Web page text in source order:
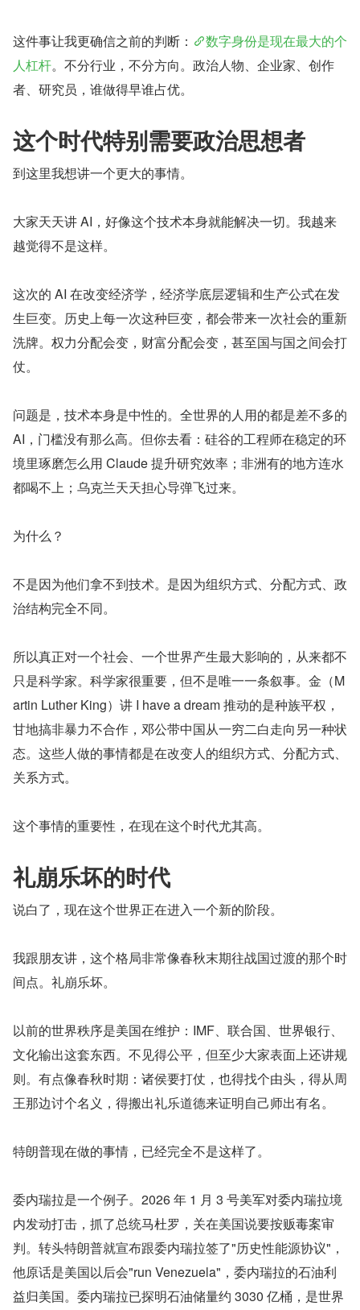
这件事让我更确信之前的判断：
数字身份是现在最大的个
人杠杆。不分行业，不分方向。政治人物、企业家、创作
者、研究员，谁做得早谁占优。
这个时代特别需要政治思想者
到这里我想讲一个更大的事情。
大家天天讲 AI，好像这个技术本身就能解决一切。我越来
越觉得不是这样。
这次的 AI 在改变经济学，经济学底层逻辑和生产公式在发
生巨变。历史上每一次这种巨变，都会带来一次社会的重新
洗牌。权力分配会变，财富分配会变，甚至国与国之间会打
仗。
问题是，技术本身是中性的。全世界的人用的都是差不多的
AI，门槛没有那么高。但你去看：硅谷的工程师在稳定的环
境里琢磨怎么用 Claude 提升研究效率；非洲有的地方连水
都喝不上；乌克兰天天担心导弹飞过来。
为什么？
不是因为他们拿不到技术。是因为组织方式、分配方式、政
治结构完全不同。
所以真正对一个社会、一个世界产生最大影响的，从来都不
只是科学家。科学家很重要，但不是唯一一条叙事。金（M
artin Luther King）讲 I have a dream 推动的是种族平权，
甘地搞非暴力不合作，邓公带中国从一穷二白走向另一种状
态。这些人做的事情都是在改变人的组织方式、分配方式、
关系方式。
这个事情的重要性，在现在这个时代尤其高。
礼崩乐坏的时代
说白了，现在这个世界正在进入一个新的阶段。
我跟朋友讲，这个格局非常像春秋末期往战国过渡的那个时
间点。礼崩乐坏。
以前的世界秩序是美国在维护：IMF、联合国、世界银行、
文化输出这套东西。不见得公平，但至少大家表面上还讲规
则。有点像春秋时期：诸侯要打仗，也得找个由头，得从周
王那边讨个名义，得搬出礼乐道德来证明自己师出有名。
特朗普现在做的事情，已经完全不是这样了。
委内瑞拉是一个例子。2026 年 1 月 3 号美军对委内瑞拉境
内发动打击，抓了总统马杜罗，关在美国说要按贩毒案审
判。转头特朗普就宣布跟委内瑞拉签了"历史性能源协议"，
他原话是美国以后会"run Venezuela"，委内瑞拉的石油利
益归美国。委内瑞拉已探明石油储量约 3030 亿桶，是世界